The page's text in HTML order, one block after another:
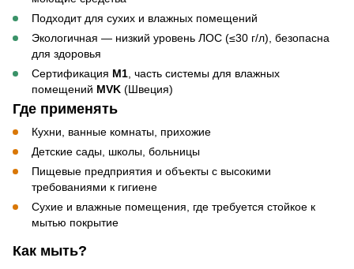
Подходит для сухих и влажных помещений
Экологичная — низкий уровень ЛОС (≤30 г/л), безопасна
для здоровья
Сертификация M1 , часть системы для влажных
помещений MVK (Швеция)
Где применять
Кухни, ванные комнаты, прихожие
Детские сады, школы, больницы
Пищевые предприятия и объекты с высокими
требованиями к гигиене
Сухие и влажные помещения, где требуется стойкое к
мытью покрытие
Как мыть?